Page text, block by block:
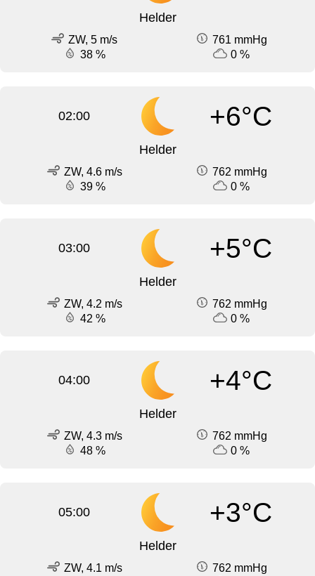
Helder
ZW, 5 m/s
761 mmHg
38 %
0 %
02:00 +6°C
Helder
ZW, 4.6 m/s
762 mmHg
39 %
0 %
03:00 +5°C
Helder
ZW, 4.2 m/s
762 mmHg
42 %
0 %
04:00 +4°C
Helder
ZW, 4.3 m/s
762 mmHg
48 %
0 %
05:00 +3°C
Helder
ZW, 4.1 m/s
762 mmHg